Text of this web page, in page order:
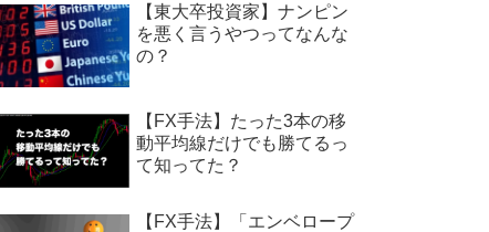
【東大卒投資家】ナンピン
を悪く言うやつってなんな
の？
【FX手法】たった3本の移
動平均線だけでも勝てるっ
て知ってた？
【FX手法】「エンベロープ